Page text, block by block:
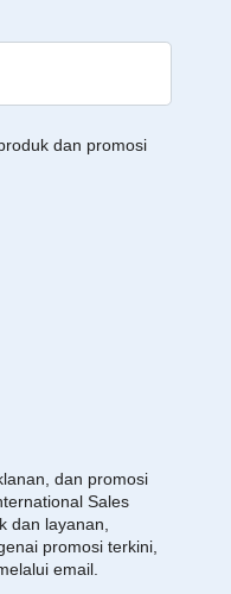
dan promosi
dan promosi
Sales
dan layanan,
promosi terkini,
email.